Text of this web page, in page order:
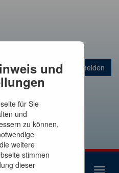
und
für Sie
und
zu können,
weitere
stimmen
dieser
Warenkorb
Artikel 0,00 €
Anmelden